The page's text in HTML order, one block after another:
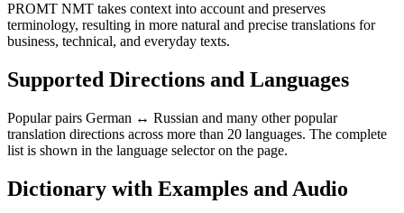
PROMT NMT takes context into account and preserves
terminology, resulting in more natural and precise translations for
business, technical, and everyday texts.
Supported Directions and Languages
Popular pairs German ↔ Russian and many other popular
translation directions across more than 20 languages. The complete
list is shown in the language selector on the page.
Dictionary with Examples and Audio